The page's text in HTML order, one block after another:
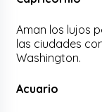
Aman los lujos
las ciudades
Washington.
Acuario